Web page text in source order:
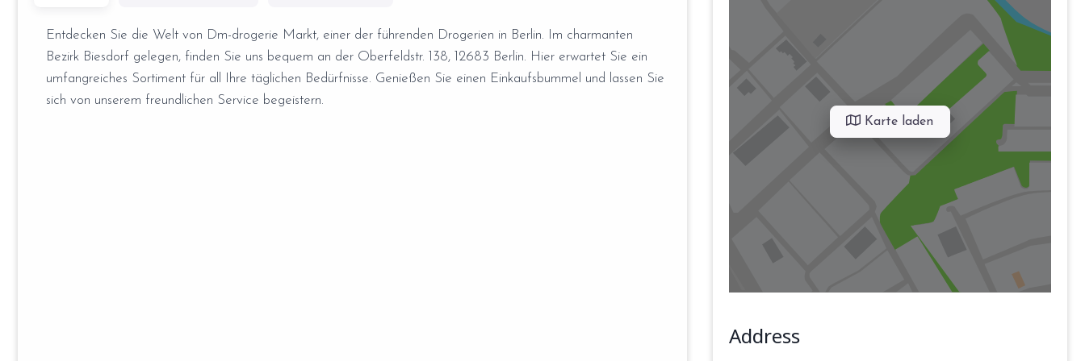
Entdecken Sie die Welt von Dm-drogerie Markt, einer der führenden Drogerien in Berlin. Im charmanten
Bezirk Biesdorf gelegen, finden Sie uns bequem an der Oberfeldstr. 138, 12683 Berlin. Hier erwartet Sie ein
umfangreiches Sortiment für all Ihre täglichen Bedürfnisse. Genießen Sie einen Einkaufsbummel und lassen Sie
sich von unserem freundlichen Service begeistern.
Karte laden
Address